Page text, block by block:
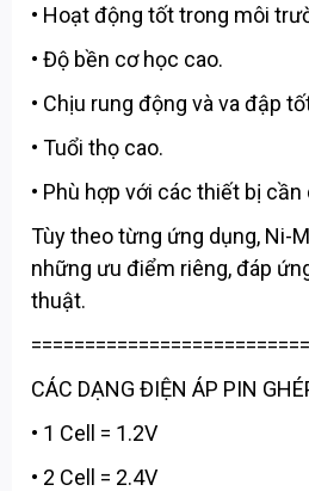
• Hoạt động tốt trong môi
• Độ bền cơ học cao.
• Chịu rung động và va đập
• Tuổi thọ cao.
• Phù hợp với các thiết bị
Tùy theo từng ứng dụng, Ni-
những ưu điểm riêng, đáp
thuật.
CÁC DẠNG ĐIỆN ÁP PIN
• 1 Cell = 1.2V
• 2 Cell = 2.4V